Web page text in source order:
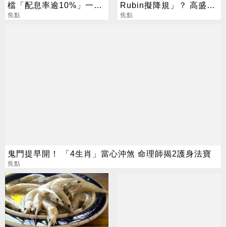
檔「配息率逾10%」一次
看
焦點
Rubin擬降規」？ 高盛反
讚記憶體：牛市才開始
焦點
鬼門提早開！ 「4生肖」當心沖煞 命理師揭2護身法寶
焦點